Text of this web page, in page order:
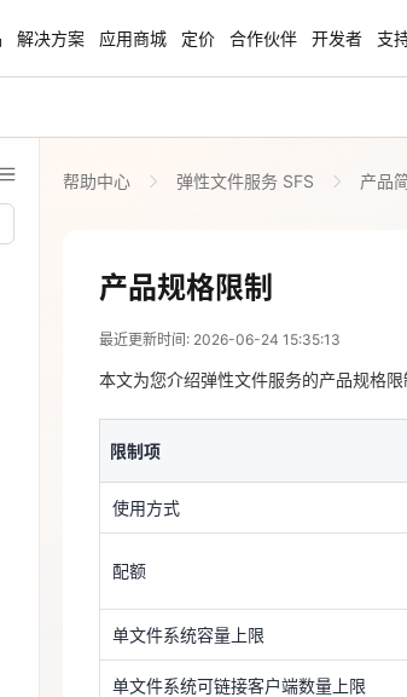
安全隔离版OpenClaw NEW
企业出海解决方案
助力您的业务扬帆出海，通达全球！
云上钜惠
爆款云主机全场特惠，2核4G只要1.8折起！
免费活动
免费试用中心 HOT
解决方案 应用商城 定价 合作伙伴 开发者 支
帮助中心 弹性文件服务 SFS 产品
产品规格限制
最近更新时间: 2026-06-24 15:35:13
2026-06-24 07:35:13
限制项
使用方式
配额
单文件系统容量上限
单用户在单地域内可创建的文件系统数
单文件系统最大文件数
本文为您介绍弹性文件服务的产品规格限
限制项
使用方式
配额
单文件系统容量上限
单文件系统可链接客户端数量上限